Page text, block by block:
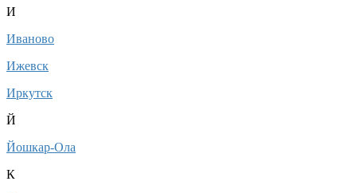
И
Иваново
Ижевск
Иркутск
Й
Йошкар-Ола
К